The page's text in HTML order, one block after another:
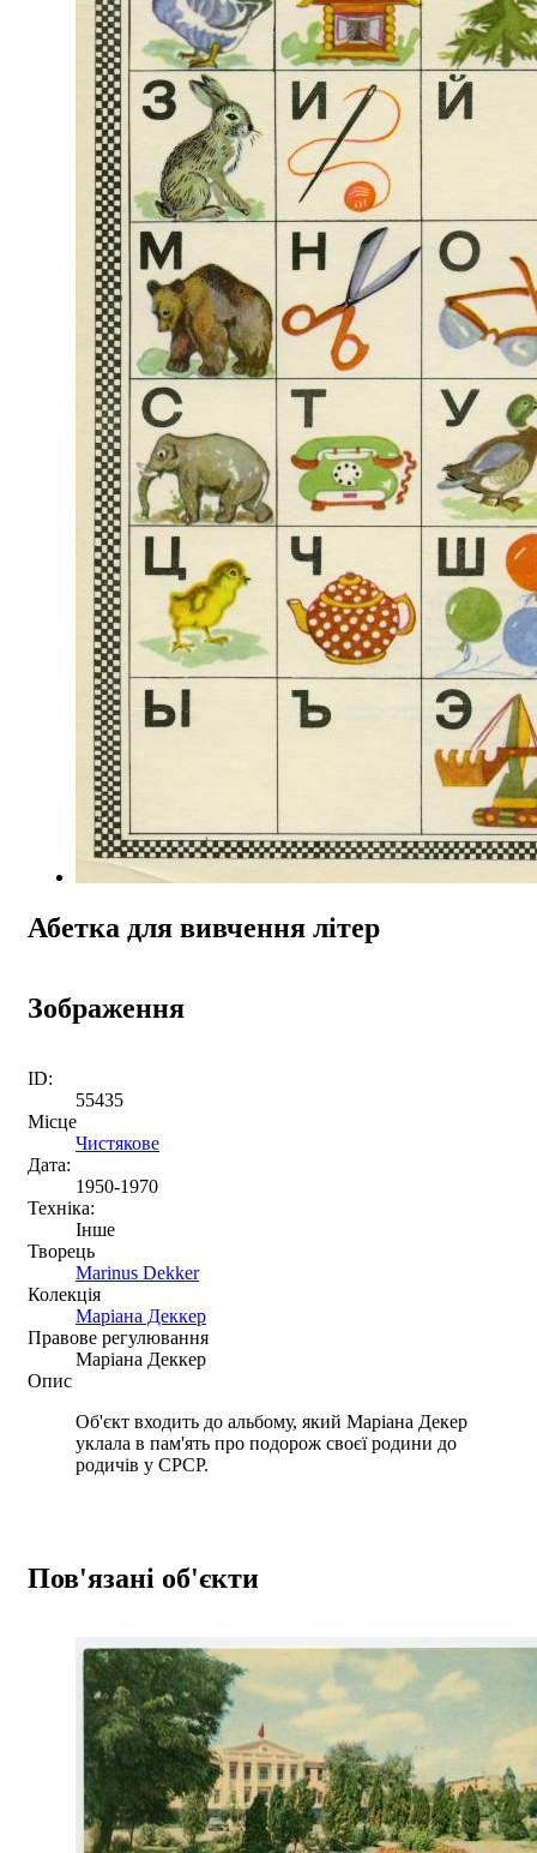
Абетка для вивчення літер
Зображення
ID:
55435
Місце
Чистякове
Дата:
1950-1970
Техніка:
Інше
Творець
Marinus Dekker
Колекція
Маріана Деккер
Правове регулювання
Маріана Деккер
Опис
Об'єкт входить до альбому, який Маріана Декер
уклала в пам'ять про подорож своєї родини до
родичів у СРСР.
Пов'язані об'єкти